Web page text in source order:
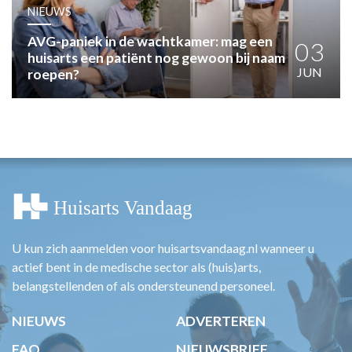
PRAKTIJKZAKEN
TARIEVEN
VPHUISARTSEN
MEDISCHE VAKHANDEL
NIEUWS
AVG-paniek in de wachtkamer: mag een
huisarts een patiënt nog gewoon bij naam
roepen?
03
JUN
U kun zich aanmelden voor huisartsvandaag.nl wanneer u
actief bent in de medische sector als (huis)arts,
belangstellenden of als ondersteunend personeel.
NIEUWS
ADVERTEREN